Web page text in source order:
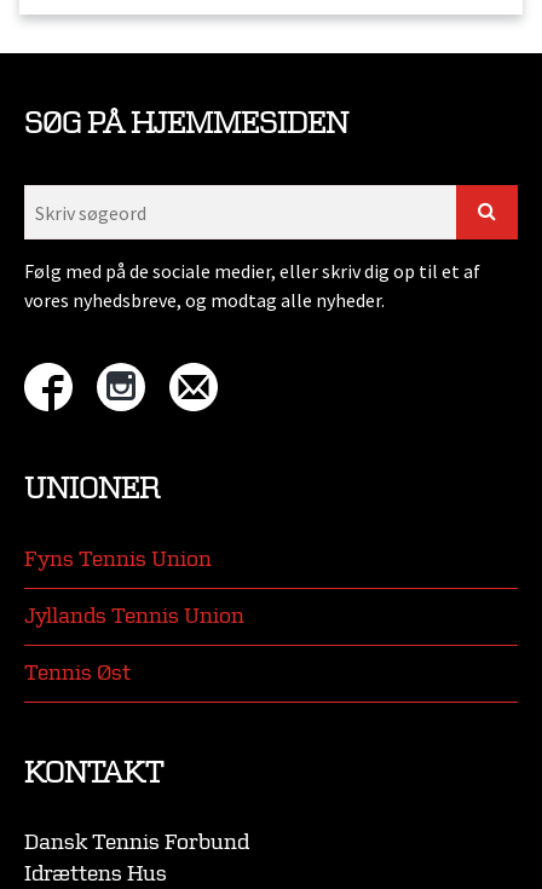
SØG PÅ HJEMMESIDEN
Følg med på de sociale medier, eller skriv dig op til et af
vores nyhedsbreve, og modtag alle nyheder.
UNIONER
Fyns Tennis Union
Jyllands Tennis Union
Tennis Øst
KONTAKT
Dansk Tennis Forbund
Idrættens Hus